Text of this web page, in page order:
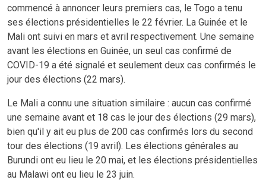
commencé à annoncer leurs premiers cas, le Togo a tenu
ses élections présidentielles le 22 février. La Guinée et le
Mali ont suivi en mars et avril respectivement. Une semaine
avant les élections en Guinée, un seul cas confirmé de
COVID-19 a été signalé et seulement deux cas confirmés le
jour des élections (22 mars).
Le Mali a connu une situation similaire : aucun cas confirmé
une semaine avant et 18 cas le jour des élections (29 mars),
bien qu'il y ait eu plus de 200 cas confirmés lors du second
tour des élections (19 avril). Les élections générales au
Burundi ont eu lieu le 20 mai, et les élections présidentielles
au Malawi ont eu lieu le 23 juin.